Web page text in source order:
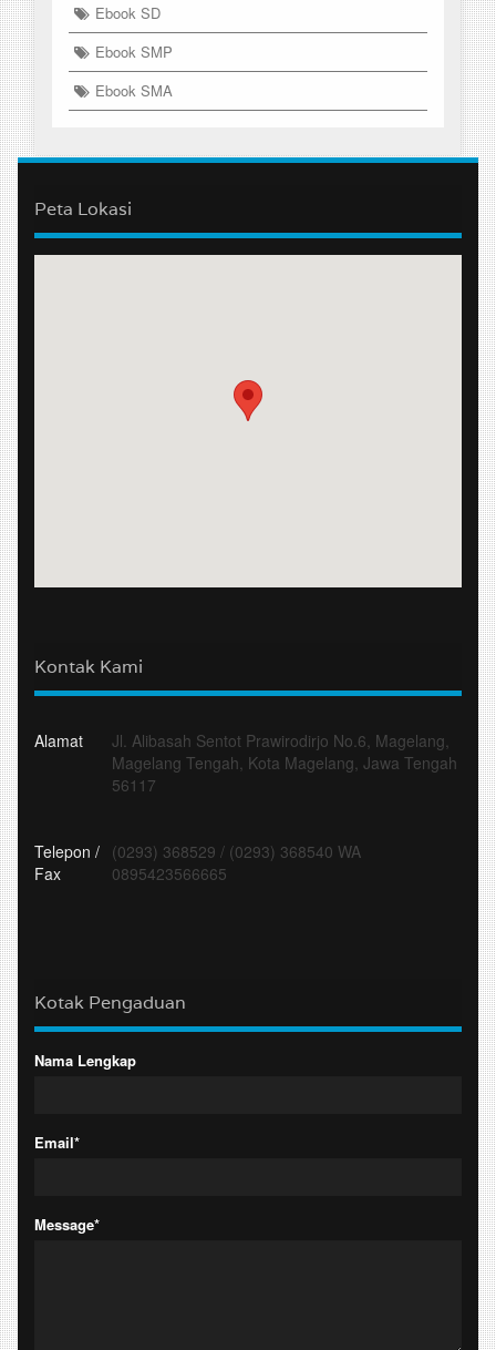
Ebook SD
Ebook SMP
Ebook SMA
Peta Lokasi
Kontak Kami
Alamat
Jl. Alibasah Sentot Prawirodirjo No.6, Magelang,
Magelang Tengah, Kota Magelang, Jawa Tengah
56117
Telepon /
Fax
(0293) 368529 / (0293) 368540 WA
0895423566665
Kotak Pengaduan
Nama Lengkap
Email*
Message*